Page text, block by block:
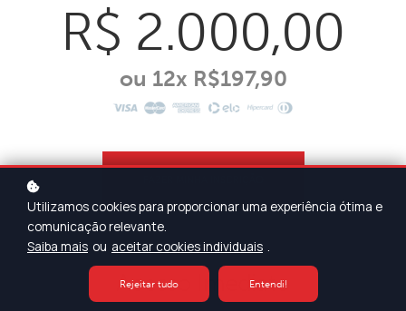
R$ 2.000,00
ou 12x R$197,90
Acesso Imediato
Utilizamos cookies para proporcionar uma experiência ótima e
comunicação relevante.
Saiba mais ou aceitar cookies individuais .
Rejeitar tudo Entendi!